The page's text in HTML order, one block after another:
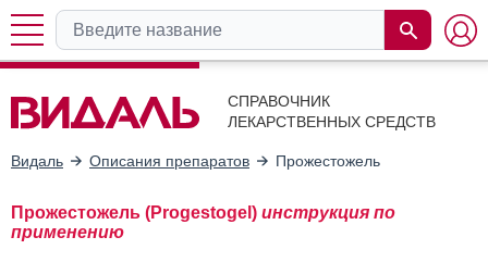
СПРАВОЧНИК
ЛЕКАРСТВЕННЫХ СРЕДСТВ
Видаль Описания препаратов Прожестожель
Прожестожель (Progestogel) инструкция по
применению